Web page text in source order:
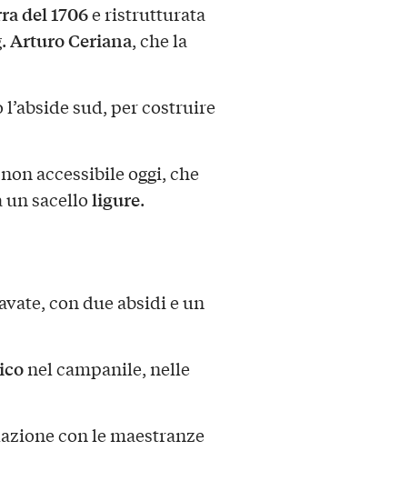
del 1706e ristrutturata
Arturo Ceriana, che la
sud, per costruire
accessibile oggi, che
un sacelloligure.
con due absidi e un
nel campanile, nelle
con le maestranze